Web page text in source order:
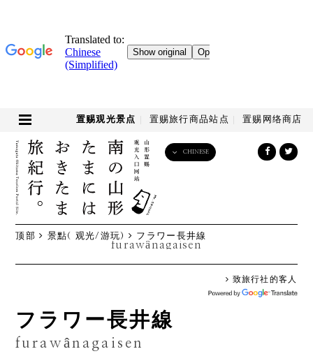
置赐观光景点 置赐旅行商品站点 置赐网络商店
CHINESE
繁體中文
顶部 景點( 观光/游玩) フラワー長井線
furawânagaisen
致旅行社的客人
フラワー長井線
furawânagaisen